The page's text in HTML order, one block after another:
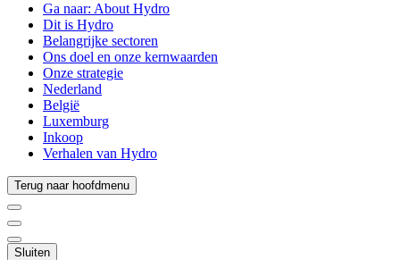
Ga naar: About Hydro
Dit is Hydro
Belangrijke sectoren
Ons doel en onze kernwaarden
Onze strategie
Nederland
België
Luxemburg
Inkoop
Verhalen van Hydro
Terug naar hoofdmenu
Sluiten